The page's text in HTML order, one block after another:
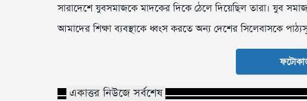
সারাদেশে যুবসমাজকে মাদকের দিকে ঠেলে দিয়েছিল তারা। যুব
আমাদের শিক্ষা ব্যবস্থাকে ধ্বংস করতে অন্য দেশের সিলেবাসকে
একাত্তর নিউজে সর্বশেষ